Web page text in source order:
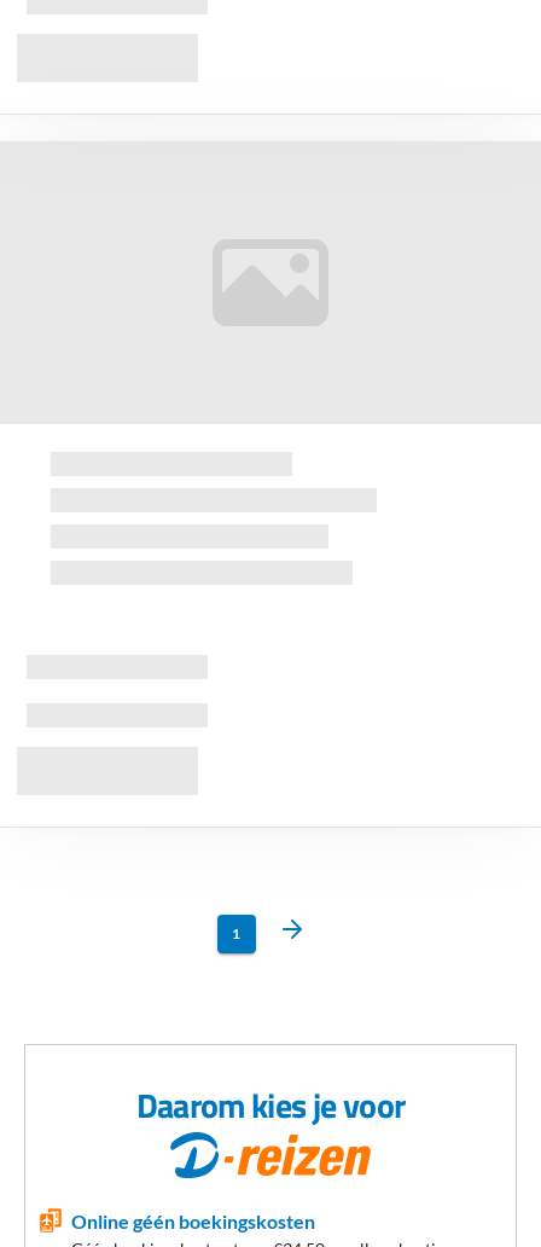
1
Daarom kies je voor
Online géén boekingskosten